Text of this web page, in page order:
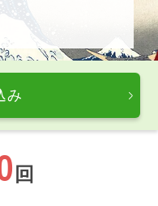
み
回